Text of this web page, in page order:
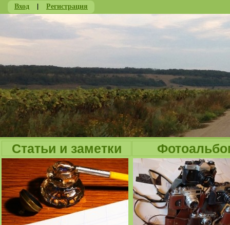
Вход | Регистрация
Статьи и заметки